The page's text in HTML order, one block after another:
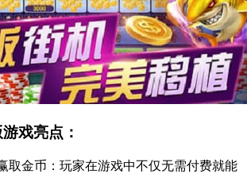
戏亮点：
金币：玩家在游戏中不仅无需付费就能